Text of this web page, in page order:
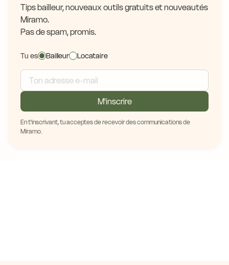
Tips bailleur, nouveaux outils gratuits et nouveautés
Miramo.
Pas de spam, promis.
Tu es Bailleur Locataire
M'inscrire
En t'inscrivant, tu acceptes de recevoir des communications de
Miramo.